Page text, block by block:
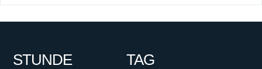
STUNDE TAG